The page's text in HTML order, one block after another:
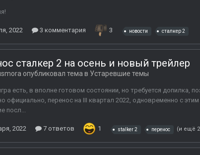
2022 3 комментария 3 новости сталкер 2
сталкер 2 на осень и новый трейлер
опубликовал тема в Устаревшие темы
есть, в вполне готовом состоянии, но требуется допилка,
официально, перенос на III квартал 2022, одновременно с
посл...
2022 7 ответов 1 stalker 2 перенос (и ещё